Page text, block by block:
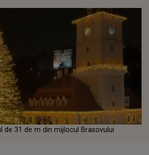
de 31 de m din mijlocul Brasovului